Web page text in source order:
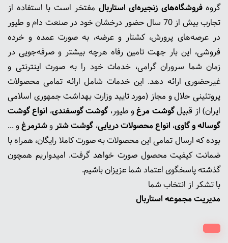
گروهفروشگاه‌های زنجیره‌ای استاربال مفتخر است با استفاده از
تجارب بیش از 70 سال حضور درخشان خود در صنعت دام و طیور
در عرصه‌های پرورش، کشتار و عرضه، به صورت عمده و خرده
فروشی، این بار جهت تامین رفاه هرچه بیشتر و صرفه‌جویی در
زمان شما سروران گرامی، خدمات خود را به صورت اینترنتی و
غیرحضوری ارائه دهد. این خدمات شامل ارائه تمامی محصولات
پروتئینی حلال و مجاز (مورد تایید وزارت بهداشت جمهوری اسلامی
ایران) از قبیلگوشت‌ مرغو طیور، گوشت گوسفندی، انواع گوشت
گوساله و گاوی، انواع محصولات دریایی، گوشت شتروشترمرغو ...
بوده که ارسال تمامی این محصولات به صورت کاملا رایگان، همراه با
ضمانت کیفیت محصول صورت خواهد گرفت. امیدواریم همچون
گذشته پاسخگوی اعتماد شما عزیزان باشیم.
با تشکر از انتخاب شما
مدیریت مجموعه استاربال